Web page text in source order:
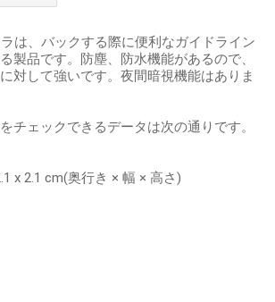
は、バックする際に便利なガイドライン
製品です。防塵、防水機能があるので、
対して強いです。夜間暗視機能はありま
チェックできるデータは次の通りです。
x 2.1 cm(奥行き × 幅 × 高さ)